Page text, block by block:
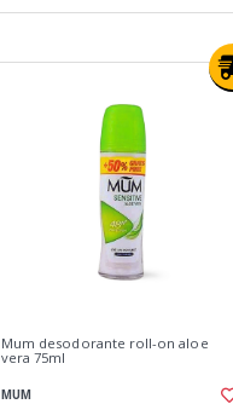
Mum desodorante roll-on aloe
vera 75ml
MUM